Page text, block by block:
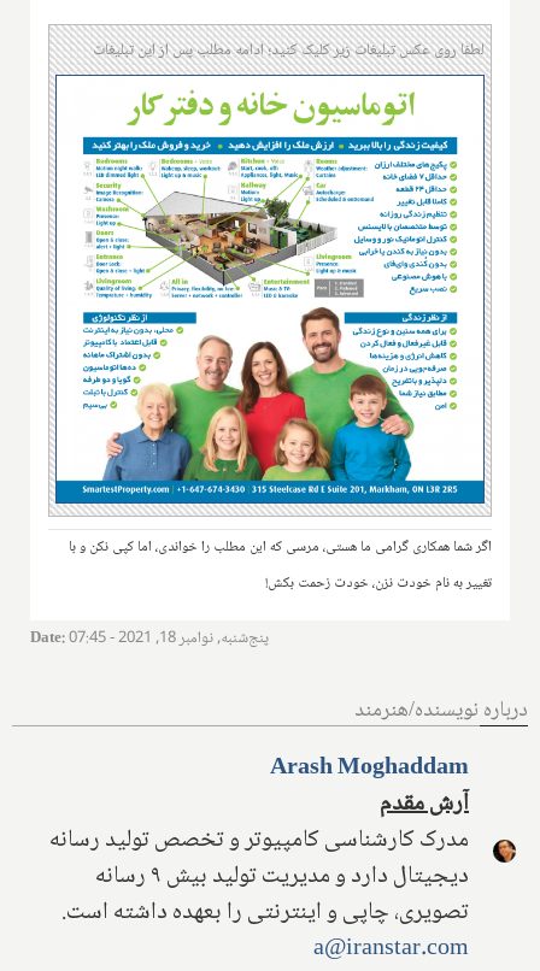
لطفا روی عکس تبلیغات زیر کلیک کنید؛ ادامه مطلب پس از این تبلیغات
اگر شما همکاری گرامی ما هستی، مرسی که این مطلب را خواندی، اما کپی نکن و با
تغییر به نام خودت نزن، خودت زحمت بکش!
Date: پنج‌شنبه, نوامبر 18, 2021 - 07:45
درباره نویسنده/هنرمند
Arash Moghaddam
آرش مقدم
مدرک کارشناسی کامپیوتر و تخصص تولید رسانه
دیجیتال دارد و مدیریت تولید بیش ۹ رسانه
تصویری، چاپی و اینترنتی را بعهده داشته است.
a@iranstar.com